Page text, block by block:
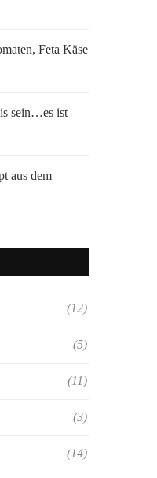
Feta Käse
sein…es ist
aus dem
(12)
(5)
(11)
(3)
(14)